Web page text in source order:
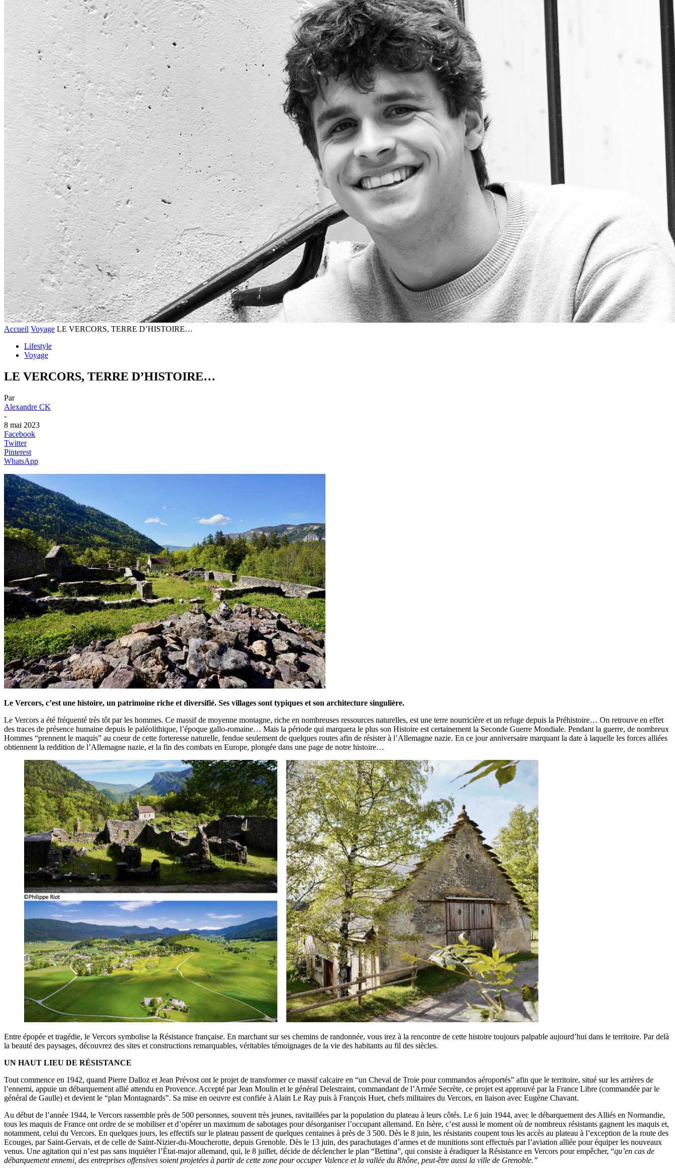
Accueil Voyage LE VERCORS, TERRE D’HISTOIRE…
Lifestyle
Voyage
LE VERCORS, TERRE D’HISTOIRE…
Par
Alexandre CK
-
8 mai 2023
Facebook
Twitter
Pinterest
WhatsApp
Le Vercors, c’est une histoire, un patrimoine riche et diversifié. Ses villages sont typiques et son architecture singulière.
Le Vercors a été fréquenté très tôt par les hommes. Ce massif de moyenne montagne, riche en nombreuses ressources naturelles, est une terre nourricière et un refuge depuis la Préhistoire… On retrouve en effet
des traces de présence humaine depuis le paléolithique, l’époque gallo-romaine… Mais la période qui marquera le plus son Histoire est certainement la Seconde Guerre Mondiale. Pendant la guerre, de nombreux
Hommes “prennent le maquis” au coeur de cette forteresse naturelle, fendue seulement de quelques routes afin de résister à l’Allemagne nazie. En ce jour anniversaire marquant la date à laquelle les forces alliées
obtiennent la reddition de l’Allemagne nazie, et la fin des combats en Europe, plongée dans une page de notre histoire…
Entre épopée et tragédie, le Vercors symbolise la Résistance française. En marchant sur ses chemins de randonnée, vous irez à la rencontre de cette histoire toujours palpable aujourd’hui dans le territoire. Par delà
la beauté des paysages, découvrez des sites et constructions remarquables, véritables témoignages de la vie des habitants au fil des siècles.
UN HAUT LIEU DE RÉSISTANCE
Tout commence en 1942, quand Pierre Dalloz et Jean Prévost ont le projet de transformer ce massif calcaire en “un Cheval de Troie pour commandos aéroportés” afin que le territoire, situé sur les arrières de
l’ennemi, appuie un débarquement allié attendu en Provence. Accepté par Jean Moulin et le général Delestraint, commandant de l’Armée Secrète, ce projet est approuvé par la France Libre (commandée par le
général de Gaulle) et devient le “plan Montagnards”. Sa mise en oeuvre est confiée à Alain Le Ray puis à François Huet, chefs militaires du Vercors, en liaison avec Eugène Chavant.
Au début de l’année 1944, le Vercors rassemble près de 500 personnes, souvent très jeunes, ravitaillées par la population du plateau à leurs côtés. Le 6 juin 1944, avec le débarquement des Alliés en Normandie,
tous les maquis de France ont ordre de se mobiliser et d’opérer un maximum de sabotages pour désorganiser l’occupant allemand. En Isère, c’est aussi le moment où de nombreux résistants gagnent les maquis et,
notamment, celui du Vercors. En quelques jours, les effectifs sur le plateau passent de quelques centaines à près de 3 500. Dès le 8 juin, les résistants coupent tous les accès au plateau à l’exception de la route des
Ecouges, par Saint-Gervais, et de celle de Saint-Nizier-du-Moucherotte, depuis Grenoble. Dès le 13 juin, des parachutages d’armes et de munitions sont effectués par l’aviation alliée pour équiper les nouveaux
venus. Une agitation qui n’est pas sans inquiéter l’État-major allemand, qui, le 8 juillet, décide de déclencher le plan “Bettina”, qui consiste à éradiquer la Résistance en Vercors pour empêcher, “qu’en cas de
débarquement ennemi, des entreprises offensives soient projetées à partir de cette zone pour occuper Valence et la vallée du Rhône, peut-être aussi la ville de Grenoble.”